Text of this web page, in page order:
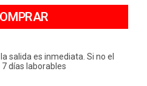
salida es inmediata. Si no el
días laborables